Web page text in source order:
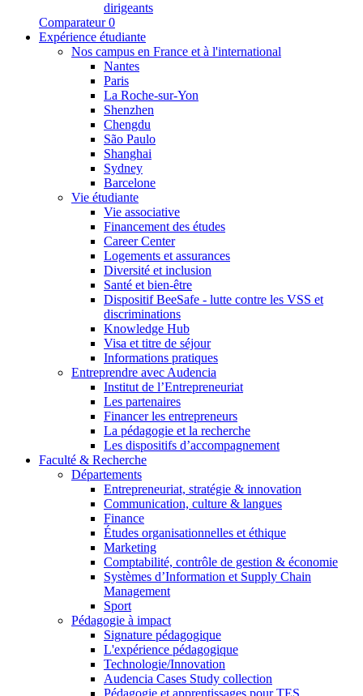
dirigeants
Comparateur 0
Expérience étudiante
Nos campus en France et à l'international
Nantes
Paris
La Roche-sur-Yon
Shenzhen
Chengdu
São Paulo
Shanghai
Sydney
Barcelone
Vie étudiante
Vie associative
Financement des études
Career Center
Logements et assurances
Diversité et inclusion
Santé et bien-être
Dispositif BeeSafe - lutte contre les VSS et
discriminations
Knowledge Hub
Visa et titre de séjour
Informations pratiques
Entreprendre avec Audencia
Institut de l’Entrepreneuriat
Les partenaires
Financer les entrepreneurs
La pédagogie et la recherche
Les dispositifs d’accompagnement
Faculté & Recherche
Départements
Entrepreneuriat, stratégie & innovation
Communication, culture & langues
Finance
Études organisationnelles et éthique
Marketing
Comptabilité, contrôle de gestion & économie
Systèmes d’Information et Supply Chain
Management
Sport
Pédagogie à impact
Signature pédagogique
L'expérience pédagogique
Technologie/Innovation
Audencia Cases Study collection
Pédagogie et apprentissages pour TES